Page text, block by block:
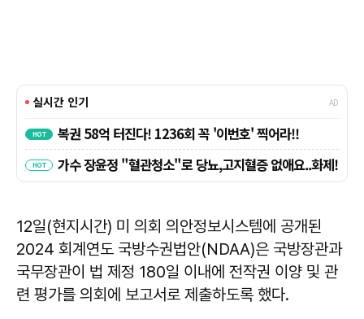
12일(현지시간) 미 의회 의안정보시스템에 공개된
2024 회계연도 국방수권법안(NDAA)은 국방장관과
국무장관이 법 제정 180일 이내에 전작권 이양 및 관
련 평가를 의회에 보고서로 제출하도록 했다.